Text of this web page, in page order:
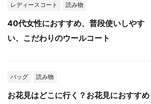
レディースコート 読み物
40代女性におすすめ、普段使いしやす
い、こだわりのウールコート
バッグ 読み物
お花見はどこに行く？お花見におすすめ